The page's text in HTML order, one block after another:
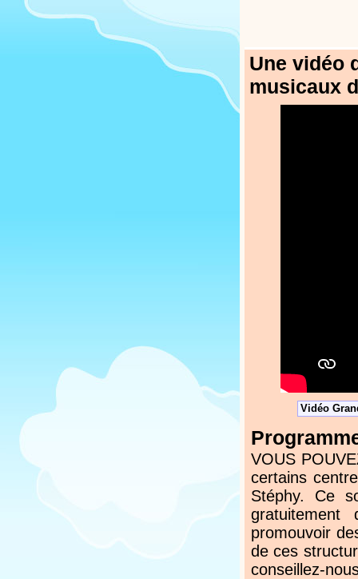
Une vidéo
musicaux
Vidéo
VOUS
certains
Stéphy. Ce
gratuitement
promouvoir
de ces
conseillez-